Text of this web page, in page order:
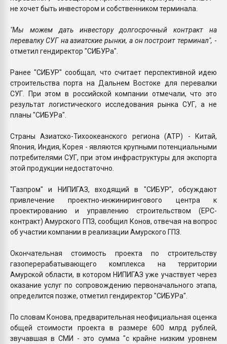
не хочет быть инвестором и собственником терминала.
"Мы можем дать инвестору долгосрочный контракт на
перевалку СУГ на азиатские рынки, а он построит терминал", -
отметил гендиректор "СИБУРа".
Ранее "СИБУР" сообщал, что считает перспективной идею
строительства порта на Дальнем Востоке для перевалки
СУГ. При этом в российской компании отмечали, что это
результат логистического исследования рынка СУГ, а не
планы "СИБУРа".
Страны Азиатско-Тихоокеанского региона (АТР) - Китай,
Япония, Индия, Корея - являются крупными потенциальными
потребителями СУГ, при этом инфраструктуры для экспорта
этой продукции недостаточно.
"Газпром" и НИПИГАЗ, входящий в "СИБУР", обсуждают
привлечение проектно-инжинирингового центра к
проектированию и управлению строительством (EPC-
контракт) Амурского ГПЗ, сообщил Конов, отвечая на вопрос
об участии компании в реализации Амурского ГПЗ.
Окончательная стоимость проекта по строительству
газоперерабатывающего комплекса на территории
Амурской области, в котором НИПИГАЗ уже участвует через
оказание услуг по сопровождению первоначального этапа,
определится позже, отметил гендиректор "СИБУРа".
По словам Конова, предварительная неофициальная оценка
общей стоимости проекта в размере 600 млрд рублей,
звучавшая в СМИ - это сумма "с крайне низким уровнем